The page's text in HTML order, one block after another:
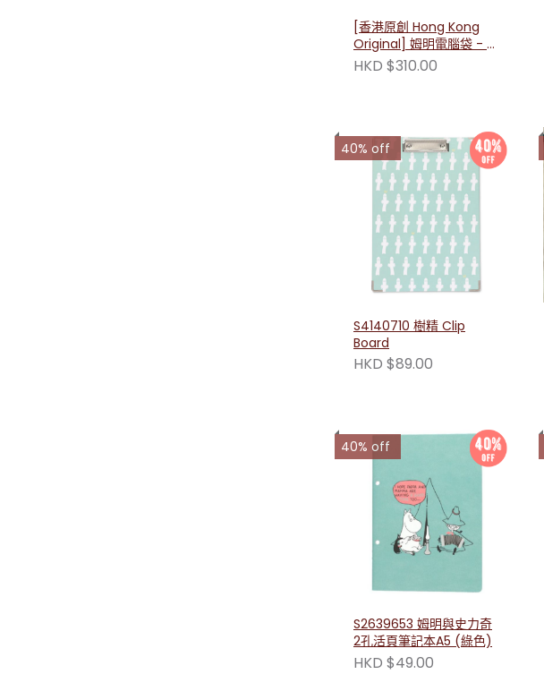
[香港原創 Hong Kong
Original] 姆明電腦袋 - 藍
黑色(姆明) 230108
HKD $310.00
40% off
S4140710 樹精 Clip
Board
HKD $89.00
40% off
S2639653 姆明與史力奇
2孔活頁筆記本A5 (綠色)
HKD $49.00